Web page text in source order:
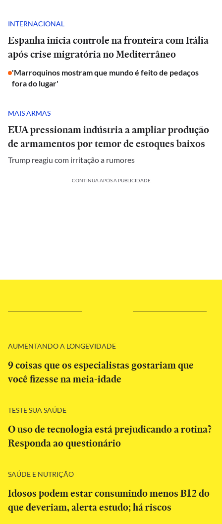
INTERNACIONAL
Espanha inicia controle na fronteira com Itália
após crise migratória no Mediterrâneo
'Marroquinos mostram que mundo é feito de pedaços
fora do lugar'
MAIS ARMAS
EUA pressionam indústria a ampliar produção
de armamentos por temor de estoques baixos
Trump reagiu com irritação a rumores
CONTINUA APÓS A PUBLICIDADE
AUMENTANDO A LONGEVIDADE
9 coisas que os especialistas gostariam que
você fizesse na meia-idade
TESTE SUA SAÚDE
O uso de tecnologia está prejudicando a rotina?
Responda ao questionário
SAÚDE E NUTRIÇÃO
Idosos podem estar consumindo menos B12 do
que deveriam, alerta estudo; há riscos